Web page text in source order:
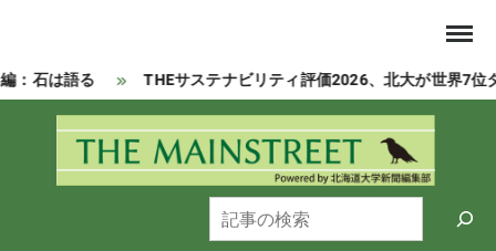
content
石は語る THEサステナビリティ評価2026、北大が世界7位
索